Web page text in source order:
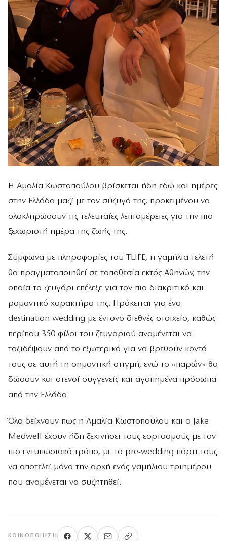
Η Αμαλία Κωστοπούλου βρίσκεται ήδη εδώ και ημέρες
στην Ελλάδα μαζί με τον σύζυγό της, προκειμένου να
ολοκληρώσουν τις τελευταίες λεπτομέρειες για την πιο
ξεχωριστή ημέρα της ζωής της.
Σύμφωνα με πληροφορίες του TLIFE, η γαμήλια τελετή
θα πραγματοποιηθεί σε τοποθεσία εκτός Αθηνών, την
οποία το ζευγάρι επέλεξε για τον πιο διακριτικό και
ρομαντικό χαρακτήρα της. Πρόκειται για ένα
destination wedding με έντονο διεθνές στοιχείο, καθώς
περίπου 350 φίλοι του ζευγαριού αναμένεται να
ταξιδέψουν από το εξωτερικό για να βρεθούν κοντά
τους σε αυτή τη σημαντική στιγμή, ενώ το «παρών» θα
δώσουν και στενοί συγγενείς και αγαπημένα πρόσωπα
από την Ελλάδα.
Όλα δείχνουν πως η Αμαλία Κωστοπούλου και ο Jake
Medwell έχουν ήδη ξεκινήσει τους εορτασμούς με τον
πιο εντυπωσιακό τρόπο, με το pre-wedding πάρτι τους
να αποτελεί μόνο την αρχή ενός γαμήλιου τριημέρου
που αναμένεται να συζητηθεί.
ΚΟΙΝΟΠΟΊΗΣΗ